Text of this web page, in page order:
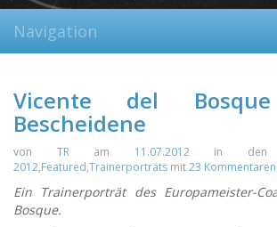
Navigation
Vicente del
Bescheidene
von TRam 11.07.2012in den
2012,Featured,Trainerporträts mit23 Kommentaren
Ein Trainerporträt des Europameister-
Bosque.